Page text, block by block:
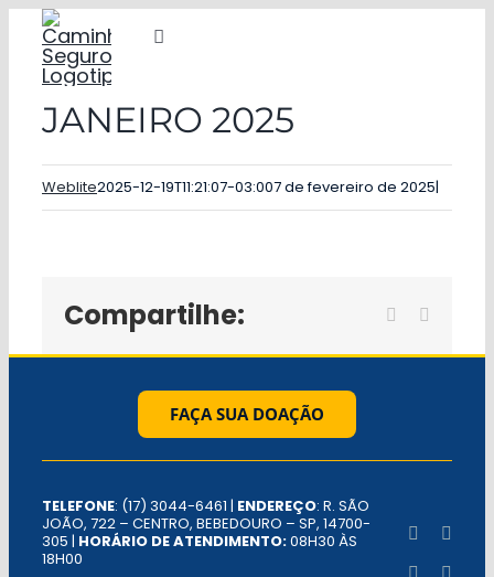
para
conteúdo
Alternar
COMUNIDADE
Eventos
Doações
JANEIRO 2025
Weblite2025-12-19T11:21:07-03:007 de fevereiro de 2025|
Compartilhe: Facebook
FAÇA SUA DOAÇÃO
TELEFONE: (17) 3044-6461 | ENDEREÇO: R. SÃO
JOÃO, 722 – CENTRO, BEBEDOURO – SP, 14700-
305 | HORÁRIO DE ATENDIMENTO:08H30 ÀS
18H00